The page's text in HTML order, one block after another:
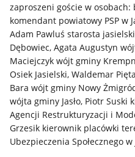
zaproszeni goście w osobach:
komendant powiatowy PSP w
Adam Pawluś starosta
Dębowiec, Agata Augustyn
Maciejczyk wójt gminy
Osiek Jasielski, Waldemar
Bara wójt gminy Nowy
wójta gminy Jasło, Piotr
Agencji Restrukturyzacji i
Grzesik kierownik placówki
Ubezpieczenia Społecznego w